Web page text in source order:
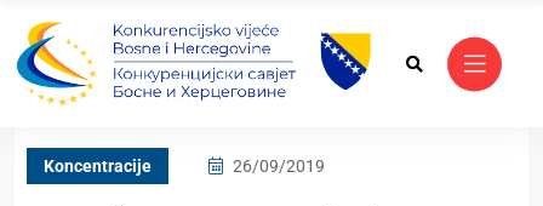
Koncentracije 26/09/2019